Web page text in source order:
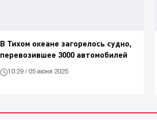
В Тихом океане загорелось судно,
перевозившее 3000 автомобилей
10:29 / 05 июня 2025